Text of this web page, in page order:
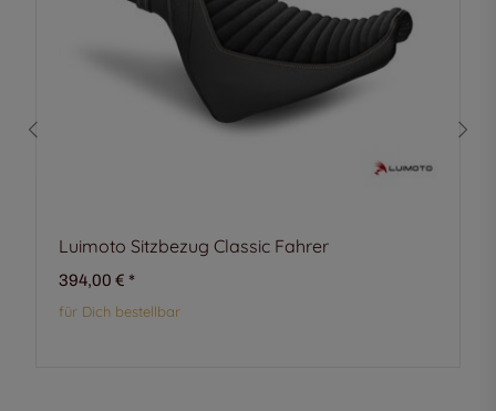
Luimoto Sitzbezug Classic Fahrer
394,00 € *
für Dich bestellbar